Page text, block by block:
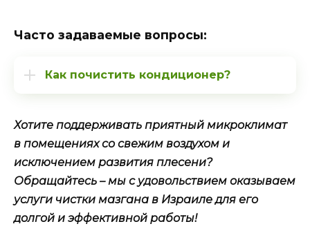
Часто задаваемые вопросы:
Как почистить кондиционер?
Хотите поддерживать приятный микроклимат
в помещениях со свежим воздухом и
исключением развития плесени?
Обращайтесь – мы с удовольствием оказываем
услуги чистки мазгана в Израиле для его
долгой и эффективной работы!